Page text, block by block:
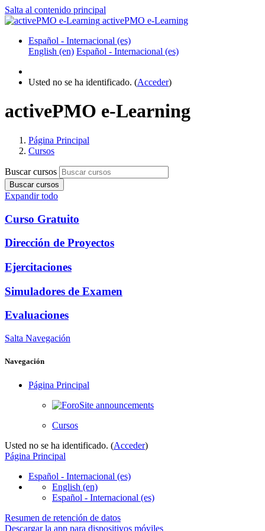
Salta al contenido principal
activePMO e-Learning
Español - Internacional ‎(es)‎
English ‎(en)‎ Español - Internacional ‎(es)‎
Usted no se ha identificado. (Acceder)
activePMO e-Learning
Página Principal
Cursos
Buscar cursos
Buscar cursos
Expandir todo
Curso Gratuito
Dirección de Proyectos
Ejercitaciones
Simuladores de Examen
Evaluaciones
Salta Navegación
Navegación
Página Principal
Site announcements
Cursos
Usted no se ha identificado. (Acceder)
Página Principal
Español - Internacional ‎(es)‎
English ‎(en)‎
Español - Internacional ‎(es)‎
Resumen de retención de datos
Descargar la app para dispositivos móviles